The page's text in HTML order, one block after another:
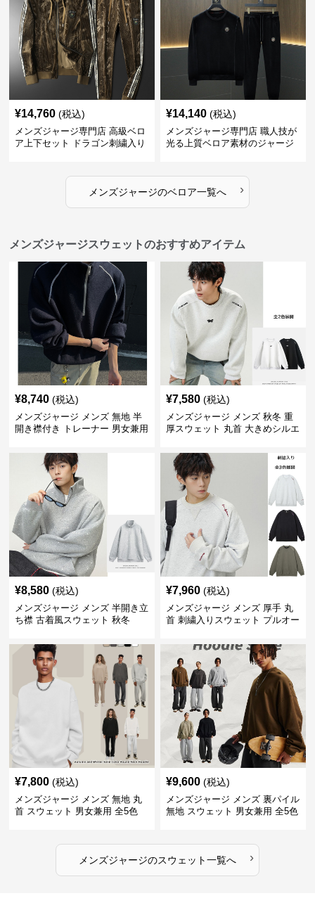
¥14,760 (税込)
メンズジャージ専門店 高級ベロ
ア上下セット ドラゴン刺繍入り
¥14,140 (税込)
メンズジャージ専門店 職人技が
光る上質ベロア素材のジャージ
メンズジャージのベロア一覧へ ›
メンズジャージスウェットのおすすめアイテム
¥8,740 (税込)
メンズジャージ メンズ 無地 半
開き襟付き トレーナー 男女兼用
¥7,580 (税込)
メンズジャージ メンズ 秋冬 重
厚スウェット 丸首 大きめシルエ
¥8,580 (税込)
メンズジャージ メンズ 半開き立
ち襟 古着風スウェット 秋冬
¥7,960 (税込)
メンズジャージ メンズ 厚手 丸
首 刺繍入りスウェット プルオー
¥7,800 (税込)
メンズジャージ メンズ 無地 丸
首 スウェット 男女兼用 全5色
¥9,600 (税込)
メンズジャージ メンズ 裏パイル
無地 スウェット 男女兼用 全5色
メンズジャージのスウェット一覧へ ›